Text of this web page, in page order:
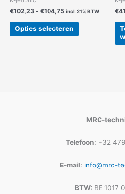
€102,23 - €104,75 incl. 21% BTW
Opties selecteren
€
MRC-
Telefoon: +32
E-mail: info@mrc-
BTW: BE 1017